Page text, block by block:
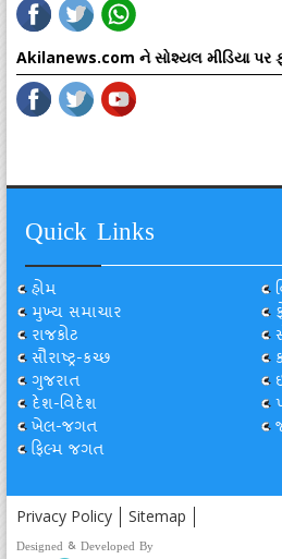
Akilanews.com ને સોશ્યલ મીડિયા પર
Quick Links
હોમ
મુખ્ય સમાચાર
રાજકોટ
સૌરાષ્ટ્ર-કચ્છ
ગુજરાત
દેશ-વિદેશ
ખેલ-જગત
ફિલ્મ જગત
Privacy Policy Sitemap
Designed & Developed By